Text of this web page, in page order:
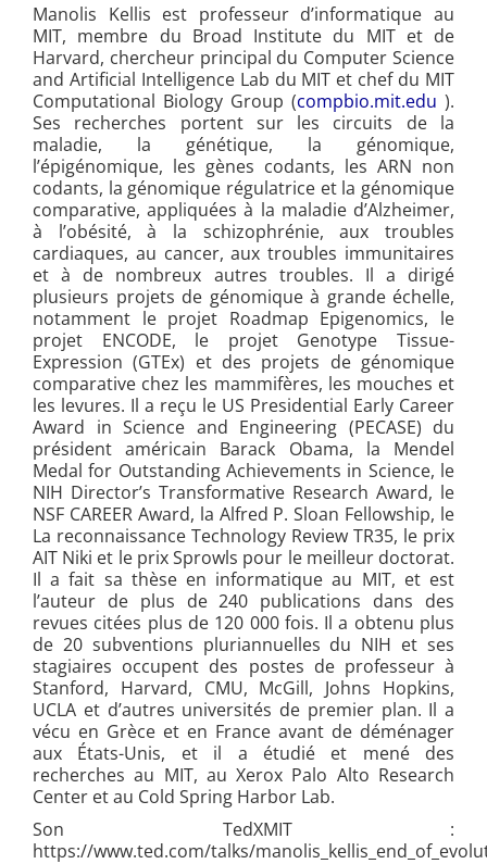
Manolis Kellis est professeur d’informatique au
MIT, membre du Broad Institute du MIT et de
Harvard, chercheur principal du Computer Science
and Artificial Intelligence Lab du MIT et chef du MIT
Computational Biology Group (compbio.mit.edu ).
Ses recherches portent sur les circuits de la
maladie, la génétique, la génomique,
l’épigénomique, les gènes codants, les ARN non
codants, la génomique régulatrice et la génomique
comparative, appliquées à la maladie d’Alzheimer,
à l’obésité, à la schizophrénie, aux troubles
cardiaques, au cancer, aux troubles immunitaires
et à de nombreux autres troubles. Il a dirigé
plusieurs projets de génomique à grande échelle,
notamment le projet Roadmap Epigenomics, le
projet ENCODE, le projet Genotype Tissue-
Expression (GTEx) et des projets de génomique
comparative chez les mammifères, les mouches et
les levures. Il a reçu le US Presidential Early Career
Award in Science and Engineering (PECASE) du
président américain Barack Obama, la Mendel
Medal for Outstanding Achievements in Science, le
NIH Director’s Transformative Research Award, le
NSF CAREER Award, la Alfred P. Sloan Fellowship, le
La reconnaissance Technology Review TR35, le prix
AIT Niki et le prix Sprowls pour le meilleur doctorat.
Il a fait sa thèse en informatique au MIT, et est
l’auteur de plus de 240 publications dans des
revues citées plus de 120 000 fois. Il a obtenu plus
de 20 subventions pluriannuelles du NIH et ses
stagiaires occupent des postes de professeur à
Stanford, Harvard, CMU, McGill, Johns Hopkins,
UCLA et d’autres universités de premier plan. Il a
vécu en Grèce et en France avant de déménager
aux États-Unis, et il a étudié et mené des
recherches au MIT, au Xerox Palo Alto Research
Center et au Cold Spring Harbor Lab.
Son TedXMIT :
https://www.ted.com/talks/